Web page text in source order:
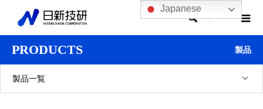

PRODUCTS 製品
製品一覧
Japanese